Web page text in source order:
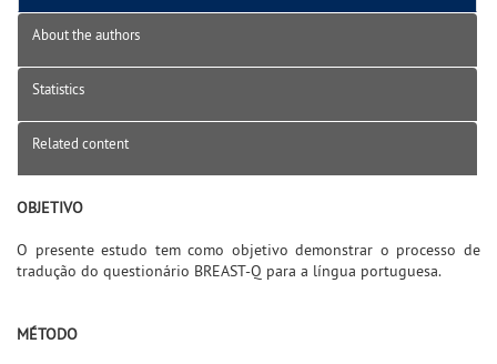
About the authors
Statistics
Related content
OBJETIVO
O presente estudo tem como objetivo demonstrar o processo de
tradução do questionário BREAST-Q para a língua portuguesa.
MÉTODO